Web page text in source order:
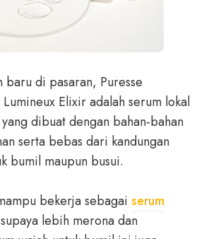
baru di pasaran, Puresse
Elixir adalah serum lokal
dibuat dengan bahan-bahan
serta bebas dari kandungan
bumil maupun busui.
bekerja sebagai serum
supaya lebih merona dan